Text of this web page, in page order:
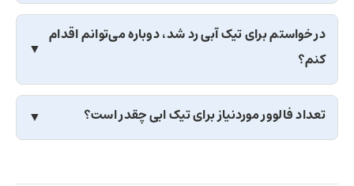
در خواستم برای تیک آبی رد شد، دوباره می‌توانم اقدام
کنم؟
تعداد فالوور موردنیاز برای تیک ابی چقدر است؟